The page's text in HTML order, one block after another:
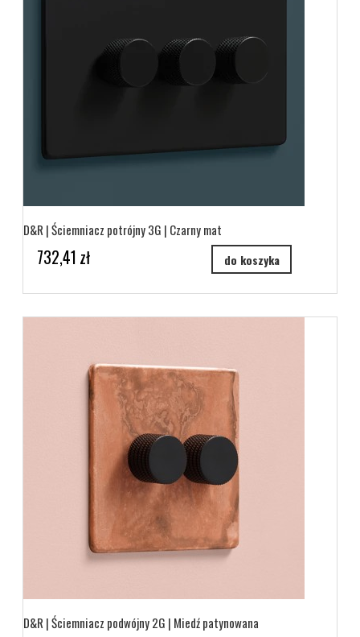
D&R | Ściemniacz potrójny 3G | Czarny mat
732,41 zł do koszyka
D&R | Ściemniacz podwójny 2G | Miedź patynowana